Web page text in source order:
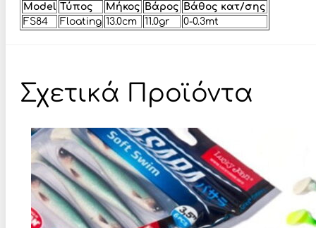
Model Τύπος Μήκος Βάρος Βάθος κατ/σης
FS84
Floating 13.0cm 11.0gr 0-0.3mt
Σχετικά Προϊόντα